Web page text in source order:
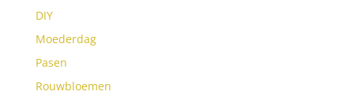
DIY
Moederdag
Pasen
Rouwbloemen